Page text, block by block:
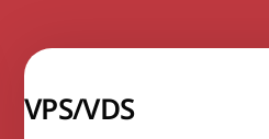
VPS/VDS